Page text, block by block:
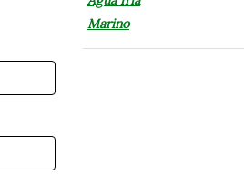
Marino